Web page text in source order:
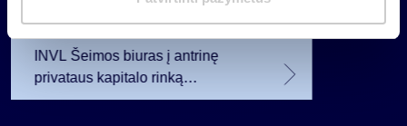
s
2026 07 28
INVL Šeimos biuras į antrinę
privataus kapitalo rinką
investuojantį fondą pritraukė 17,4
planavo